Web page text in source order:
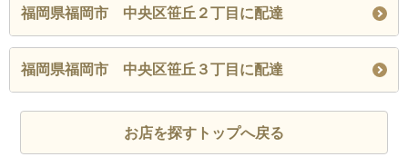
福岡県福岡市 中央区笹丘２丁目に配達
福岡県福岡市 中央区笹丘３丁目に配達
お店を探すトップへ戻る